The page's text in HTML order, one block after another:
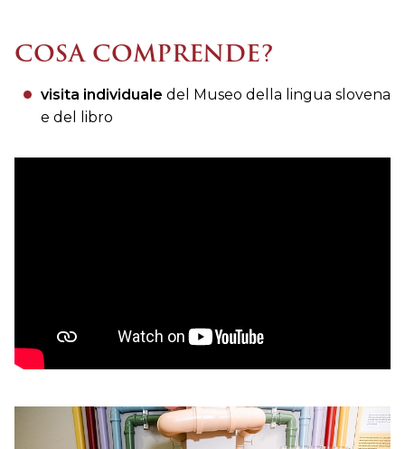
COSA COMPRENDE?
visita individuale del Museo della lingua slovena
e del libro